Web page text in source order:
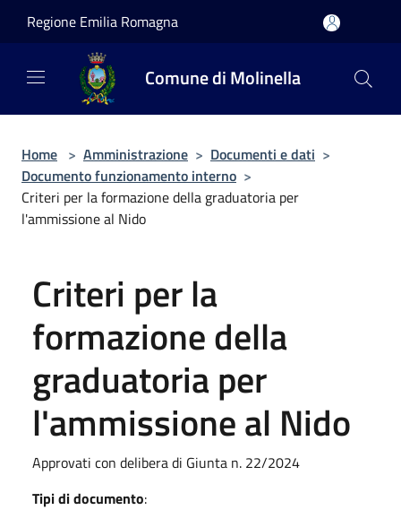
Regione Emilia Romagna
Comune di Molinella
Home > Amministrazione > Documenti e dati >
Documento funzionamento interno >
Criteri per la formazione della graduatoria per
l'ammissione al Nido
Criteri per la
formazione della
graduatoria per
l'ammissione al Nido
Approvati con delibera di Giunta n. 22/2024
Tipi di documento: